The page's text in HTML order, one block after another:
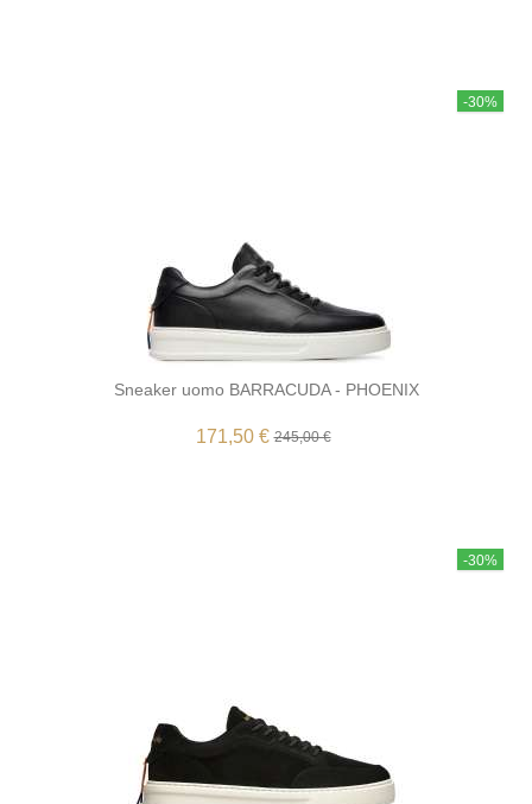
-30%
Sneaker uomo BARRACUDA - PHOENIX
171,50 €245,00 €
-30%